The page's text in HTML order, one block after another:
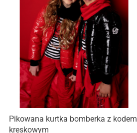
Pikowana kurtka bomberka z kodem
kreskowym